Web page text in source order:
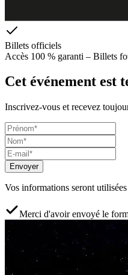
Billets officiels
Accès 100 % garanti – Billets
Cet événement est
Inscrivez-vous et recevez
Envoyer
Vos informations seront
Merci d'avoir envoyé le